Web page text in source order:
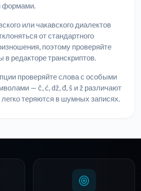
формами.
или чакавского диалектов
от стандартного
поэтому проверяйте
в редакторе транскриптов.
проверяйте слова с особыми
— č, ć, dž, đ, š и ž различают
теряются в шумных записях.